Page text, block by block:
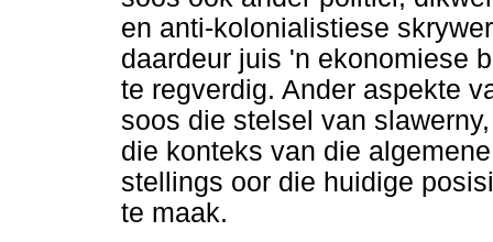
en anti-kolonialistiese
daardeur juis 'n ekonomiese
te regverdig. Ander aspekte
soos die stelsel van
die konteks van die
stellings oor die huidige
te maak.